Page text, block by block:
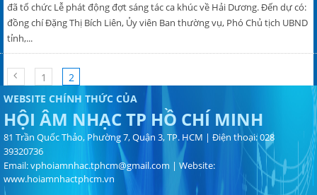
đã tổ chức Lễ phát động đợt sáng tác ca khúc về Hải Dương. Đến dự có:
đồng chí Đặng Thị Bích Liên, Ủy viên Ban thường vụ, Phó Chủ tịch UBND
tỉnh,...
1
2
WEBSITE CHÍNH THỨC CỦA
HỘI ÂM NHẠC TP HỒ CHÍ MINH
81 Trần Quốc Thảo, Phường 7, Quận 3, TP. HCM | Điện thoại: 028
39320736
Email:vphoiamnhac.tphcm@gmail.com | Website:
www.hoiamnhactphcm.vn